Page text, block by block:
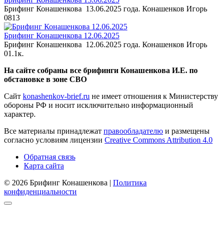
Брифинг Конашенкова 13.06.2025 года. Конашенков Игорь
0813
Брифинг Конашенкова 12.06.2025
Брифинг Конашенкова 12.06.2025 года. Конашенков Игорь
01.1к.
На сайте собраны все брифинги Конашенкова И.Е. по
обстановке в зоне СВО
Сайт konashenkov-brief.ru не имеет отношения к Министерству
обороны РФ и носит исключительно информационный
характер.
Все материалы принадлежат правообладателю и размещены
согласно условиям лицензии Creative Commons Attribution 4.0
Обратная связь
Карта сайта
© 2026 Брифинг Конашенкова | Политика
конфиденциальности